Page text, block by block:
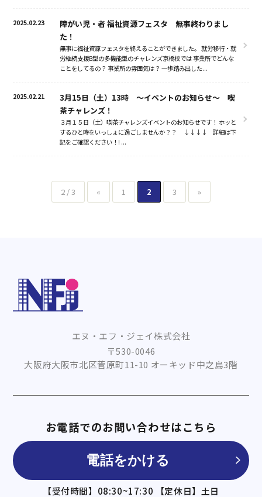
2025.02.23
障がい児・者 福祉資源フェスタ 無事終わりまし
た！
無事に福祉資源フェスタを終えることができました。 就労移行・就
労継続支援B型の多機能型のチャレンズ京橋校では 事業所でどんな
ことをしてるの？ 事業所の雰囲気は？ 一歩踏み出した...
2025.02.21
3月15日（土）13時 ～イベントのお知らせ～ 喫
茶チャレンズ！
３月１５日（土）喫茶チャレンズイベントのお知らせです！ ホッと
するひと時をいっしょに過ごしませんか？？ ↓↓↓↓ 詳細は下
記をご確認ください！! ...
2 / 3 « 1 2 3 »
エヌ・エフ・ジェイ株式会社
〒530-0046
大阪府大阪市北区菅原町11-10 オーキッド中之島3階
お電話でのお問い合わせはこちら
電話をかける
【受付時間】08:30~17:30 【定休日】土日